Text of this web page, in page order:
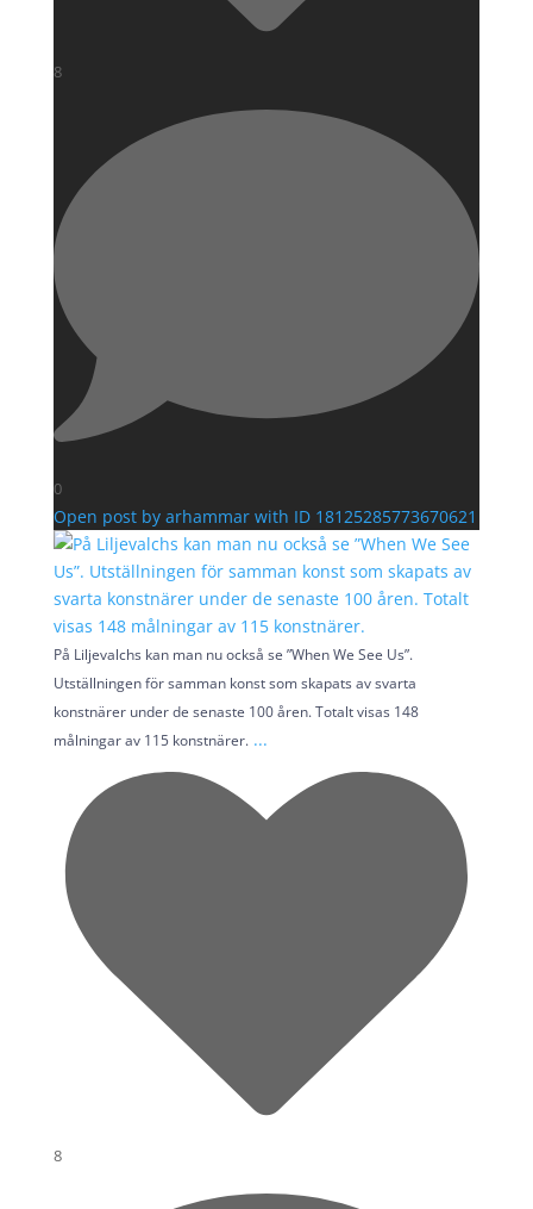
8
0
Open post by arhammar with ID 18125285773670621
På Liljevalchs kan man nu också se ”When We See Us”.
Utställningen för samman konst som skapats av svarta
konstnärer under de senaste 100 åren. Totalt visas 148
målningar av 115 konstnärer. ...
8